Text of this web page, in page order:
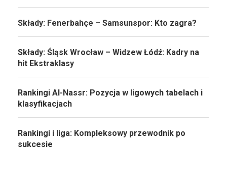
Składy: Fenerbahçe – Samsunspor: Kto zagra?
Składy: Śląsk Wrocław – Widzew Łódź: Kadry na
hit Ekstraklasy
Rankingi Al-Nassr: Pozycja w ligowych tabelach i
klasyfikacjach
Rankingi i liga: Kompleksowy przewodnik po
sukcesie